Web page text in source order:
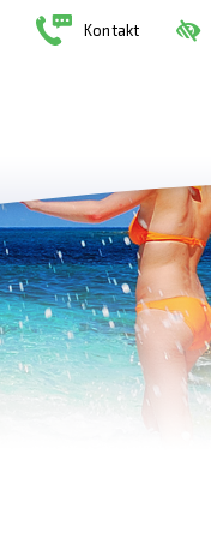
Kontakt